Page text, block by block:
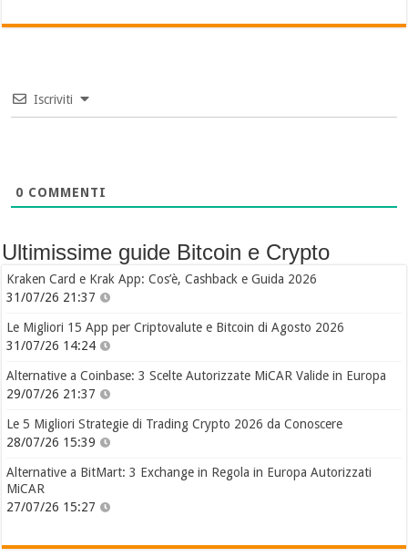
Iscriviti
0 COMMENTI
Ultimissime guide Bitcoin e Crypto
Kraken Card e Krak App: Cos’è, Cashback e Guida 2026
31/07/26 21:37
Le Migliori 15 App per Criptovalute e Bitcoin di Agosto 2026
31/07/26 14:24
Alternative a Coinbase: 3 Scelte Autorizzate MiCAR Valide in Europa
29/07/26 21:37
Le 5 Migliori Strategie di Trading Crypto 2026 da Conoscere
28/07/26 15:39
Alternative a BitMart: 3 Exchange in Regola in Europa Autorizzati
MiCAR
27/07/26 15:27